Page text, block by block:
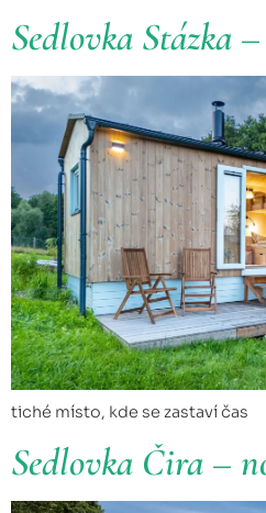
Sedlovka Stázka
tiché místo, kde se zastaví čas
Sedlovka Čira –